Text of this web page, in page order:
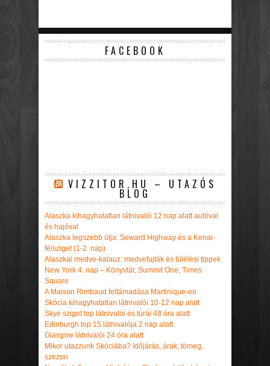
FACEBOOK
VIZZITOR.HU – UTAZÓS
BLOG
Alaszka kihagyhatatlan látnivalói 12 nap alatt autóval
és hajóval
Alaszka legszebb útja: Seward Highway és a Kenai-
félsziget (1-2. nap)
Alaszkai medve-kalauz: medvefajták és túlélési tippek
New York 4. nap – Könyvtár, Summit One, Times
Square
A Maison Rimbaud feltámadása Martinique-en
Skócia kihagyhatatlan látnivalói 10-12 nap alatt
Skye sziget top látnivalói és túrái 48 óra alatt
Edinburgh top 15 látnivalója 2 nap alatt
Glasgow látnivalói 24 óra alatt
Mikor utazzunk Skóciába? Időjárás, árak, tömeg,
szezon